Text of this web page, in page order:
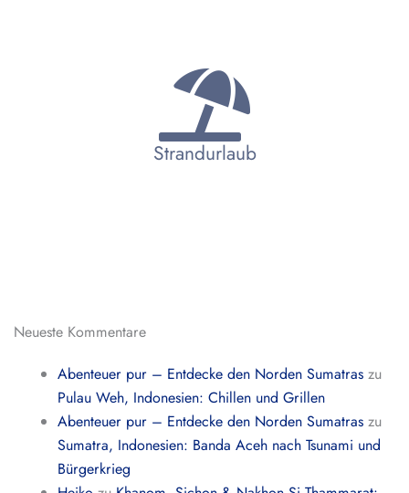
Strandurlaub
Neueste Kommentare
Abenteuer pur – Entdecke den Norden Sumatras zu
Pulau Weh, Indonesien: Chillen und Grillen
Abenteuer pur – Entdecke den Norden Sumatras zu
Sumatra, Indonesien: Banda Aceh nach Tsunami und
Bürgerkrieg